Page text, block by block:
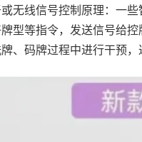
无线信号控制原理：一
型等指令，发送信号给
、码牌过程中进行干预，